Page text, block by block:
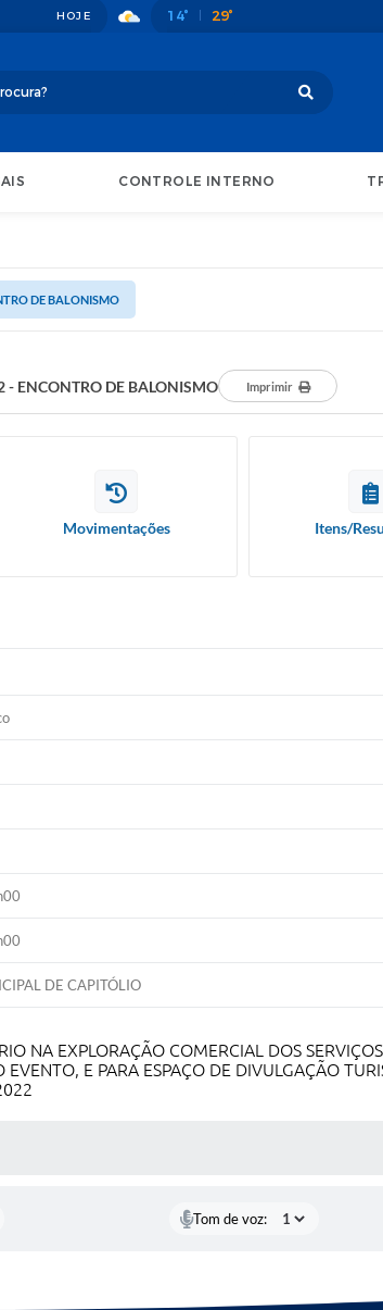
HOJE 14° 29°
CONTROLE INTERNO
DE BALONISMO
- ENCONTRO DE BALONISMO Imprimir
Movimentações Itens/
DE CAPITÓLIO
NA EXPLORAÇÃO COMERCIAL DOS
E PARA ESPAÇO DE DIVULGAÇÃO
Tom de voz: